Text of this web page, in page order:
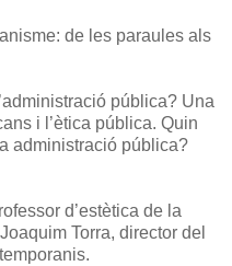
de les paraules als
pública? Una
i l’ètica pública. Quin
administració pública?
d’estètica de la
Torra, director del